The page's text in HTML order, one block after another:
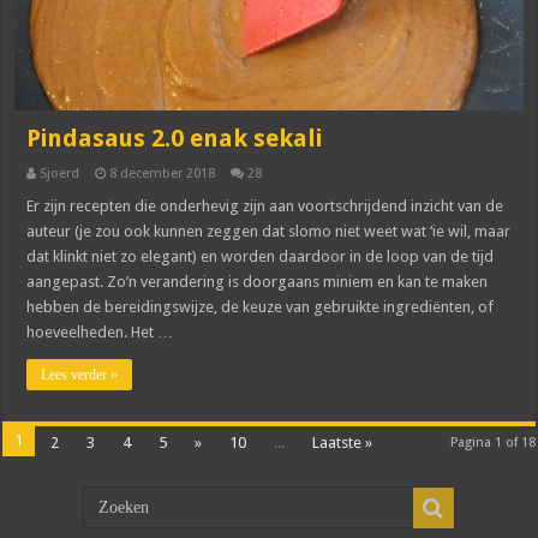
Pindasaus 2.0 enak sekali
Sjoerd 8 december 2018 28
Er zijn recepten die onderhevig zijn aan voortschrijdend inzicht van de
auteur (je zou ook kunnen zeggen dat slomo niet weet wat ‘ie wil, maar
dat klinkt niet zo elegant) en worden daardoor in de loop van de tijd
aangepast. Zo’n verandering is doorgaans miniem en kan te maken
hebben de bereidingswijze, de keuze van gebruikte ingrediënten, of
hoeveelheden. Het …
Lees verder »
Pagina 1 of 18
1 2 3 4 5 » 10 ... Laatste »